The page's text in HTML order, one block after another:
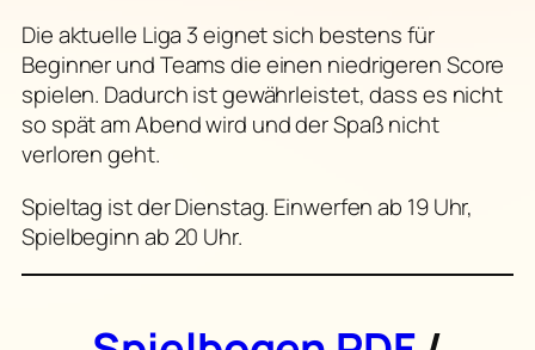
Die aktuelle Liga 3 eignet sich bestens für
Beginner und Teams die einen niedrigeren Score
spielen. Dadurch ist gewährleistet, dass es nicht
so spät am Abend wird und der Spaß nicht
verloren geht.
Spieltag ist der Dienstag. Einwerfen ab 19 Uhr,
Spielbeginn ab 20 Uhr.